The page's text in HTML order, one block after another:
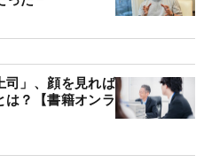
司」、顔を見れば
？【書籍オンラ